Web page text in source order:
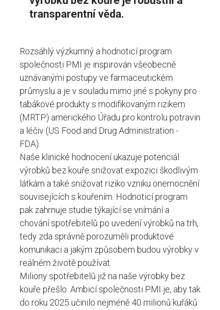
transparentní věda.
Rozsáhlý výzkumný a hodnoticí program
společnosti PMI je inspirován všeobecně
uznávanými postupy ve farmaceutickém
průmyslu a je v souladu mimo jiné s pokyny pro
tabákové produkty s modifikovaným rizikem
(MRTP) amerického Úřadu pro kontrolu potravin
a léčiv (US Food and Drug Administration -
FDA).
Naše klinické hodnocení ukazuje potenciál
výrobků bez kouře snižovat expozici škodlivým
látkám a také snižovat riziko vzniku onemocnění
souvisejících s kouřením. Hodnoticí program
pak zahrnuje studie týkající se vnímání a
chování spotřebitelů po uvedení výrobků na trh,
tedy zda správně porozuměli produktové
komunikaci a jakým způsobem budou výrobky v
reálném životě používat.
Miliony spotřebitelů již na naše výrobky bez
kouře přešlo. Ambicí společnosti PMI je, aby tak
do roku 2025 učinilo nejméně 40 milionů kuřáků